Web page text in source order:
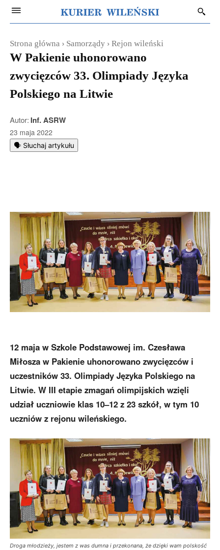
Strona główna Samorządy Rejon wileński
W Pakienie uhonorowano
zwycięzców 33. Olimpiady Języka
Polskiego na Litwie
Autor: Inf. ASRW
23 maja 2022
🗣️ Słuchaj artykułu
12 maja w Szkole Podstawowej im. Czesława
Miłosza w Pakienie uhonorowano zwycięzców i
uczestników 33. Olimpiady Języka Polskiego na
Litwie. W III etapie zmagań olimpijskich wzięli
udział uczniowie klas 10–12 z 23 szkół, w tym 10
uczniów z rejonu wileńskiego.
Droga młodzieży, jestem z was dumna i przekonana, że dzięki wam polskość